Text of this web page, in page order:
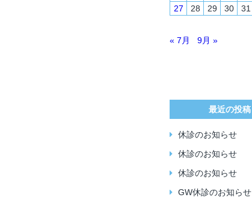
27
28 29 30 31
« 7月 9月 »
最近の投稿
休診のお知らせ
休診のお知らせ
休診のお知らせ
GW休診のお知らせ